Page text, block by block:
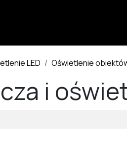
LED Oświetlenie
i